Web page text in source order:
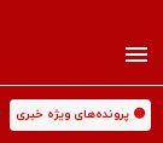
🟡 پرونده‌های ویژه خبری